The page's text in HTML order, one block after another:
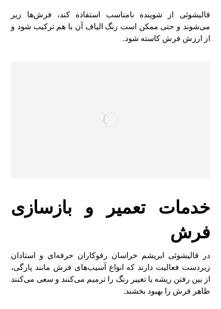
قالیشوئی از شوینده نامناسب استفاده کند، فرش‌ها زبر
می‌شوند و حتی ممکن است رنگ الیاف آن با هم ترکیب شود و
از ارزش فرش کاسته شود.
خدمات تعمیر و بازسازی
فرش
در قالیشوئی ابریشم خراسان رفوکاران حرفه‌ای و استادان
زبردست فعالیت دارند که انواع آسیب‌های فرش مانند پارگی،
از بین رفتن ریشه یا تغییر رنگ را ترمیم می‌کنند و سعی می‌کنند
ظاهر فرش را بهبود بخشند.